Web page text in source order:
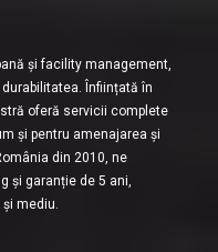
și facility management,
Înființată în
oferă servicii complete
și pentru amenajarea și
din 2010, ne
și garanție de 5 ani,
mediu.